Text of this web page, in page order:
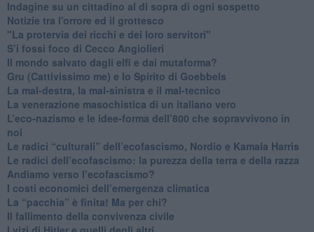
Indagine su un cittadino al di sopra di ogni sospetto
Notizie tra l'orrore ed il grottesco
"La protervia dei ricchi e dei loro servitori"
S’i fossi foco di Cecco Angiolieri
​Il mondo salvato dagli elfi e dai mutaforma?
Gru (Cattivissimo me) e lo Spirito di Goebbels
​La mal-destra, la mal-sinistra e il mal-tecnico
​La venerazione masochistica di un italiano vero
​L’eco-nazismo e le idee-forma dell’800 che sopravvivono in
noi
​Le radici “culturali” dell’ecofascismo, Nordio e Kamala Harris
Le radici dell’ecofascismo: la purezza della terra e della razza
Andiamo verso l’ecofascismo?
I costi economici dell’emergenza climatica
​La “pacchia” è finita! Ma per chi?
​Il fallimento della convivenza civile